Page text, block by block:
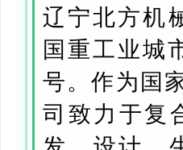
辽宁北方机
国重工业城
号。作为国
司致力于复